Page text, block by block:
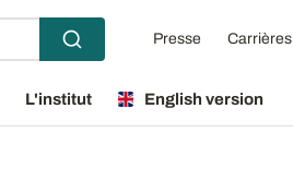
Presse Carrières
L'institut English version